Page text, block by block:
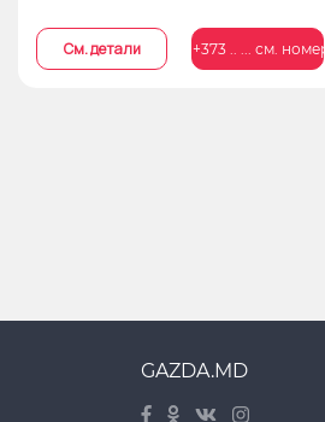
Cм. детали +373 .. ... см. номер
GAZDA.MD